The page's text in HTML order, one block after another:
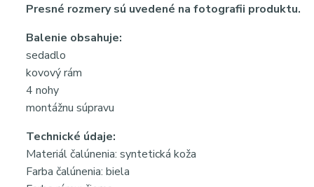
Presné rozmery sú uvedené na fotografii produktu.
Balenie obsahuje:
sedadlo
kovový rám
4 nohy
montážnu súpravu
Technické údaje:
Materiál čalúnenia: syntetická koža
Farba čalúnenia: biela